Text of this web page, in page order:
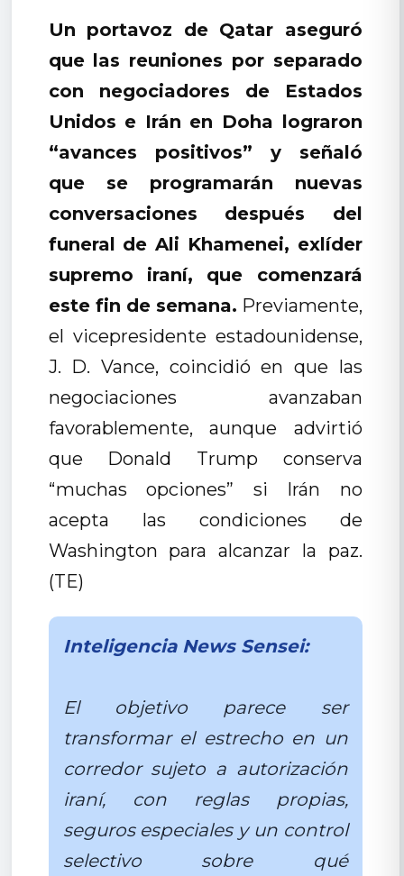
Un portavoz de Qatar aseguró
que las reuniones por separado
con negociadores de Estados
Unidos e Irán en Doha lograron
“avances positivos” y señaló
que se programarán nuevas
conversaciones después del
funeral de Ali Khamenei, exlíder
supremo iraní, que comenzará
este fin de semana. Previamente,
el vicepresidente estadounidense,
J. D. Vance, coincidió en que las
negociaciones avanzaban
favorablemente, aunque advirtió
que Donald Trump conserva
“muchas opciones” si Irán no
acepta las condiciones de
Washington para alcanzar la paz.
(TE)
Inteligencia News Sensei:
El objetivo parece ser
transformar el estrecho en un
corredor sujeto a autorización
iraní, con reglas propias,
seguros especiales y un control
selectivo sobre qué